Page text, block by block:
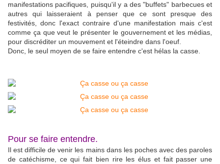
manifestations pacifiques, puisqu'il y a des "buffets" barbecues et
autres qui laisseraient à penser que ce sont presque des
festivités, donc l'exact contraire d'une manifestation mais c'est
comme ça que veut le présenter le gouvernement et les médias,
pour discréditer un mouvement et l'éteindre dans l'oeuf.
Donc, le seul moyen de se faire entendre c'est hélas la casse.
Pour se faire entendre.
Il est difficile de venir les mains dans les poches avec des paroles
de catéchisme, ce qui fait bien rire les élus et fait passer une